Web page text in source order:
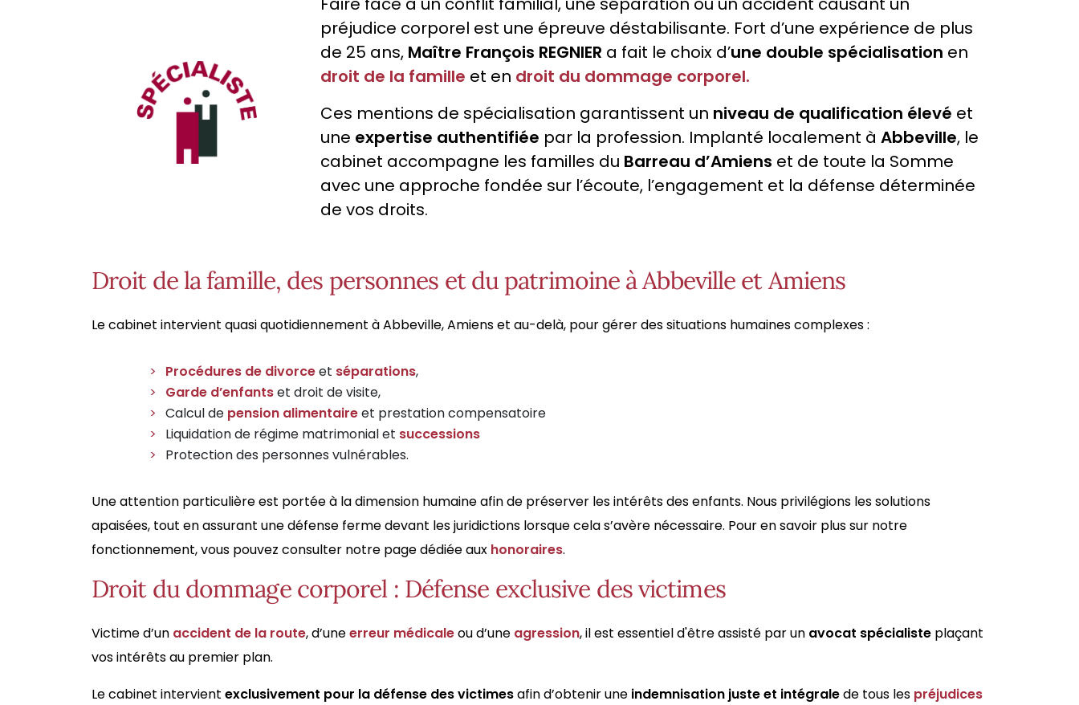
préjudice corporel est une épreuve déstabilisante. Fort d’une expérience de plus
de 25 ans, Maître François REGNIER a fait le choix d’une double spécialisation en
droit de la famille et en droit du dommage corporel.
Ces mentions de spécialisation garantissent un niveau de qualification élevé et
une expertise authentifiée par la profession. Implanté localement à Abbeville, le
cabinet accompagne les familles du Barreau d’Amiens et de toute la Somme
avec une approche fondée sur l’écoute, l’engagement et la défense déterminée
de vos droits.
Droit de la famille, des personnes et du patrimoine à Abbeville et Amiens
Le cabinet intervient quasi quotidiennement à Abbeville, Amiens et au-delà, pour gérer des situations humaines complexes :
Procédures de divorceet séparations,
Garde d’enfantset droit de visite,
Calcul de pension alimentaireet prestation compensatoire
Liquidation de régime matrimonial et successions
Protection des personnes vulnérables.
Une attention particulière est portée à la dimension humaine afin de préserver les intérêts des enfants. Nous privilégions les solutions
apaisées, tout en assurant une défense ferme devant les juridictions lorsque cela s’avère nécessaire. Pour en savoir plus sur notre
fonctionnement, vous pouvez consulter notre page dédiée aux honoraires.
Droit du dommage corporel : Défense exclusive des victimes
Victime d’un accident de la route, d’uneerreur médicaleou d’une agression, il est essentiel d'être assisté par un avocat spécialiste plaçant
vos intérêts au premier plan.
Le cabinet intervient exclusivement pour la défense des victimesafin d’obtenir une indemnisation juste et intégralede tous les préjudices